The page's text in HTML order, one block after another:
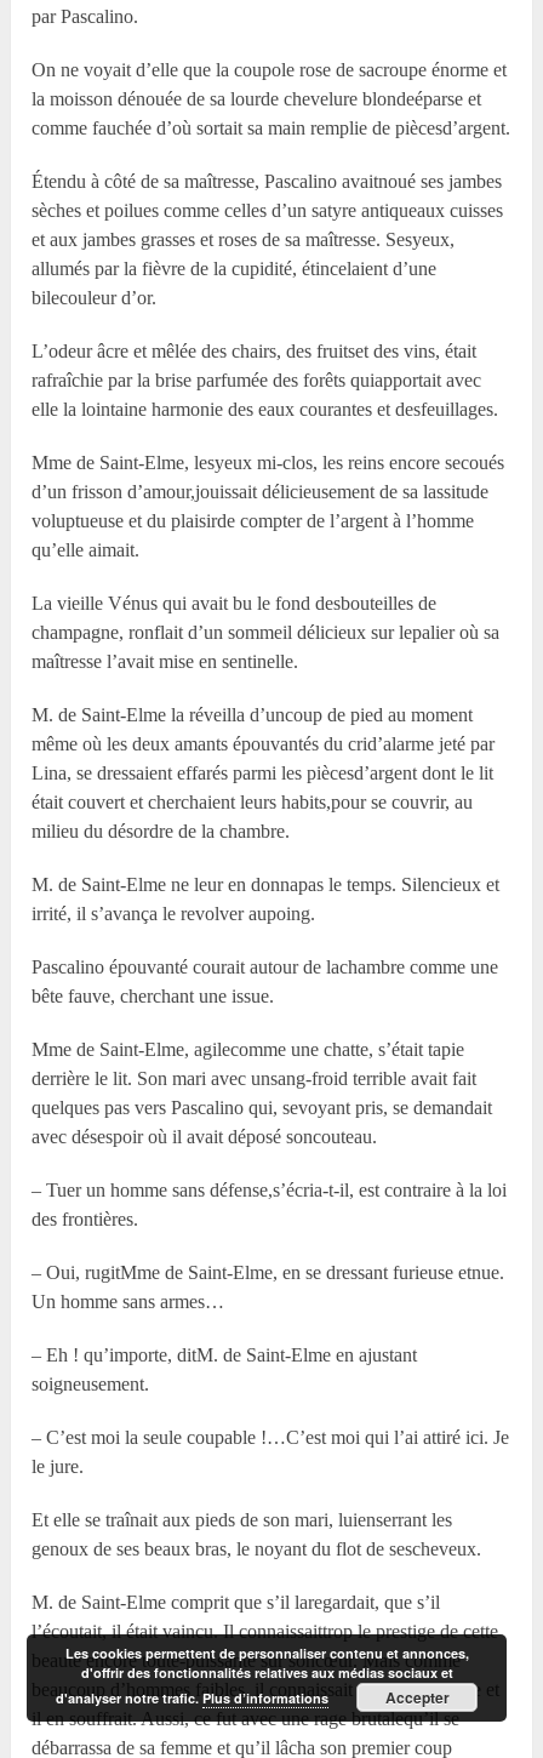
par Pascalino.
On ne voyait d’elle que la coupole rose de sacroupe énorme et
la moisson dénouée de sa lourde chevelure blondeéparse et
comme fauchée d’où sortait sa main remplie de piècesd’argent.
Étendu à côté de sa maîtresse, Pascalino avaitnoué ses jambes
sèches et poilues comme celles d’un satyre antiqueaux cuisses
et aux jambes grasses et roses de sa maîtresse. Sesyeux,
allumés par la fièvre de la cupidité, étincelaient d’une
bilecouleur d’or.
L’odeur âcre et mêlée des chairs, des fruitset des vins, était
rafraîchie par la brise parfumée des forêts quiapportait avec
elle la lointaine harmonie des eaux courantes et desfeuillages.
Mme de Saint-Elme, lesyeux mi-clos, les reins encore secoués
d’un frisson d’amour,jouissait délicieusement de sa lassitude
voluptueuse et du plaisirde compter de l’argent à l’homme
qu’elle aimait.
La vieille Vénus qui avait bu le fond desbouteilles de
champagne, ronflait d’un sommeil délicieux sur lepalier où sa
maîtresse l’avait mise en sentinelle.
M. de Saint-Elme la réveilla d’uncoup de pied au moment
même où les deux amants épouvantés du crid’alarme jeté par
Lina, se dressaient effarés parmi les piècesd’argent dont le lit
était couvert et cherchaient leurs habits,pour se couvrir, au
milieu du désordre de la chambre.
M. de Saint-Elme ne leur en donnapas le temps. Silencieux et
irrité, il s’avança le revolver aupoing.
Pascalino épouvanté courait autour de lachambre comme une
bête fauve, cherchant une issue.
Mme de Saint-Elme, agilecomme une chatte, s’était tapie
derrière le lit. Son mari avec unsang-froid terrible avait fait
quelques pas vers Pascalino qui, sevoyant pris, se demandait
avec désespoir où il avait déposé soncouteau.
– Tuer un homme sans défense,s’écria-t-il, est contraire à la loi
des frontières.
– Oui, rugitMme de Saint-Elme, en se dressant furieuse etnue.
Un homme sans armes…
– Eh ! qu’importe, ditM. de Saint-Elme en ajustant
soigneusement.
– C’est moi la seule coupable !…C’est moi qui l’ai attiré ici. Je
le jure.
Et elle se traînait aux pieds de son mari, luienserrant les
genoux de ses beaux bras, le noyant du flot de sescheveux.
M. de Saint-Elme comprit que s’il laregardait, que s’il
l’écoutait, il était vaincu. Il connaissaittrop le prestige de cette
beauté encore toute-puissante sur soncœur. Mais comme
beaucoup d’hommes faibles, il connaissait aussi safaiblesse et
il en souffrait. Aussi, ce fut avec une rage brutalequ’il se
débarrassa de sa femme et qu’il lâcha son premier coup
Les cookies permettent de personnaliser contenu et annonces,
d'offrir des fonctionnalités relatives aux médias sociaux et
d'analyser notre trafic.Plus d’informations Accepter